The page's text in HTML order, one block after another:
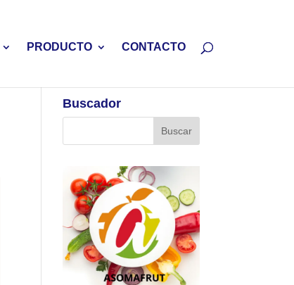
PRODUCTO CONTACTO
Buscador